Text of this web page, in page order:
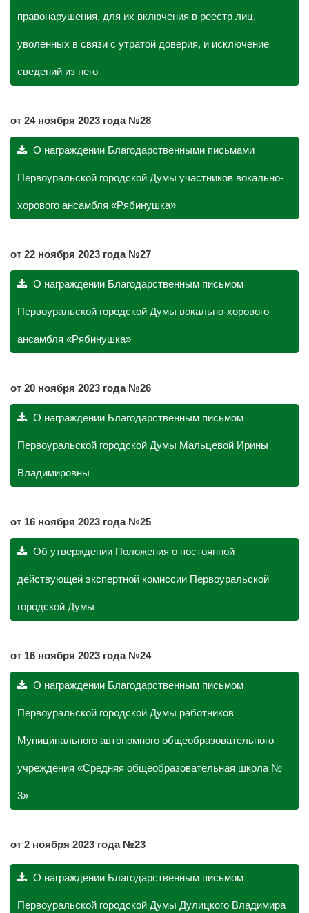
правонарушения, для их включения в реестр лиц,
уволенных в связи с утратой доверия, и исключение
сведений из него
от 24 ноября 2023 года №28
О награждении Благодарственными письмами
Первоуральской городской Думы участников вокально-
хорового ансамбля «Рябинушка»
от 22 ноября 2023 года №27
О награждении Благодарственным письмом
Первоуральской городской Думы вокально-хорового
ансамбля «Рябинушка»
от 20 ноября 2023 года №26
О награждении Благодарственным письмом
Первоуральской городской Думы Мальцевой Ирины
Владимировны
от 16 ноября 2023 года №25
Об утверждении Положения о постоянной
действующей экспертной комиссии Первоуральской
городской Думы
от 16 ноября 2023 года №24
О награждении Благодарственным письмом
Первоуральской городской Думы работников
Муниципального автономного общеобразовательного
учреждения «Средняя общеобразовательная школа №
3»
от 2 ноября 2023 года №23
О награждении Благодарственным письмом
Первоуральской городской Думы Дулицкого Владимира